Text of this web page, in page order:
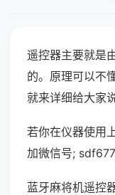
遥控器主要就是
的。原理可以不
就来详细给大家
若你在仪器使用
加微信号;
蓝牙麻将机遥控